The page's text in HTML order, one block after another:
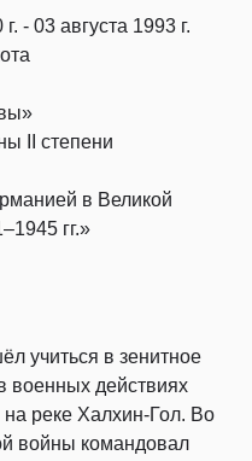
- 03 августа 1993 г.
II степени
в Великой
гг.»
учиться в зенитное
военных действиях
на реке Халхин-Гол. Во
войны командовал